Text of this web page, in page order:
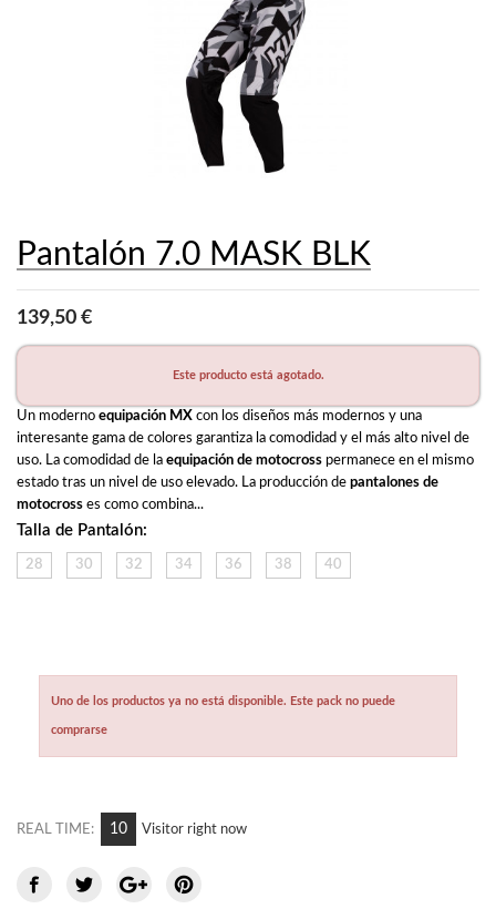
Pantalón 7.0 MASK BLK
139,50 €
Este producto está agotado.
Un moderno equipación MX con los diseños más modernos y una
interesante gama de colores garantiza la comodidad y el más alto nivel de
uso. La comodidad de la equipación de motocross permanece en el mismo
estado tras un nivel de uso elevado. La producción de pantalones de
motocross es como combina...
Talla de Pantalón:
28 30 32 34 36 38 40
Uno de los productos ya no está disponible. Este pack no puede
comprarse
REAL TIME: 11 Visitor right now